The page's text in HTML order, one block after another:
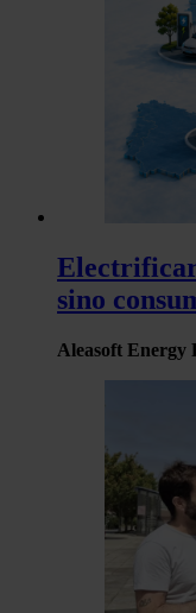
tráfico. Además,
sitio web con
análisis web,
haya
hecho de sus
Electrificar
sino
Aleasoft Energy